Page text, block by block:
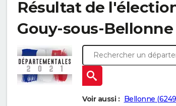
Résultat de
Gouy-sous-Bellonne
Voir aussi : Bellonne